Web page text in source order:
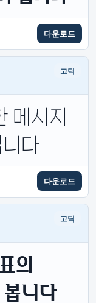
다운로드
고딕
메시지
다
다운로드
고딕
의
니다